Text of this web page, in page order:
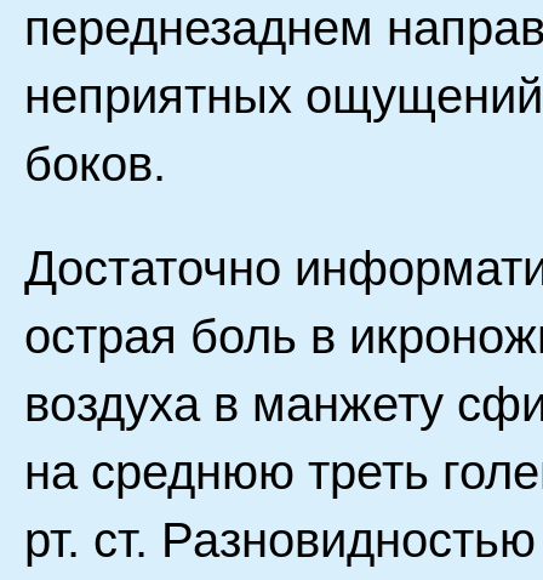
переднезаднем
неприятных
боков.
Достаточно
острая боль в
воздуха в манжету
на среднюю треть
рт. ст.